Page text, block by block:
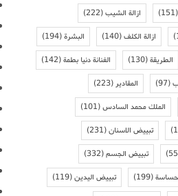
ازالة الشيب(222)
ازالة الكلف(140) البشرة(194)
الطريقة(130) الفنانة دنيا بطمة(142)
(97) المقادير(223)
الملك محمد السادس(101)
تبييض الاسنان(231)
تبييض الجسم(332)
(199) تبييض اليدين(119)